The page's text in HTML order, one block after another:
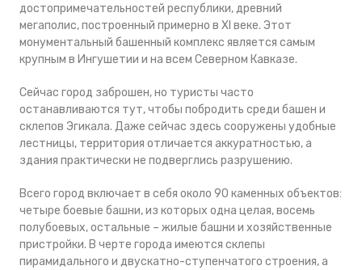
достопримечательностей республики, древний
мегаполис, построенный примерно в XI веке. Этот
монументальный башенный комплекс является самым
крупным в Ингушетии и на всем Северном Кавказе.
Сейчас город заброшен, но туристы часто
останавливаются тут, чтобы побродить среди башен и
склепов Эгикала. Даже сейчас здесь сооружены удобные
лестницы, территория отличается аккуратностью, а
здания практически не подверглись разрушению.
Всего город включает в себя около 90 каменных объектов:
четыре боевые башни, из которых одна целая, восемь
полубоевых, остальные – жилые башни и хозяйственные
пристройки. В черте города имеются склепы
пирамидального и двускатно-ступенчатого строения, а